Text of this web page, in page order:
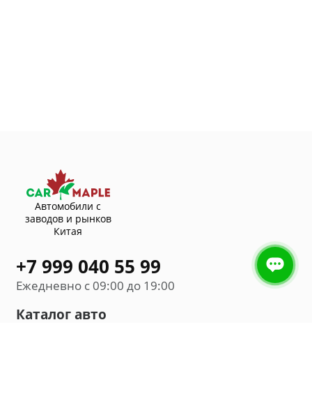
Автомобили с
заводов и рынков
Китая
+7 999 040 55 99
Ежедневно с 09:00 до 19:00
Каталог авто